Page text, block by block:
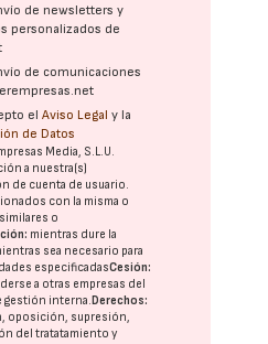
de newsletters y
personalizados de
de comunicaciones
elAviso Legal y la
de Datos
Media, S.L.U.
a nuestra(s)
de cuenta de usuario.
con la misma o
o
mientras dure la
sea necesario para
especificadasCesión:
a otras empresas del
gestión interna.Derechos:
oposición, supresión,
del tratatamiento y